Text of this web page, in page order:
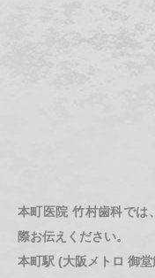
本町医院 竹村歯科では
際お伝えください。
本町駅 (大阪メトロ 御